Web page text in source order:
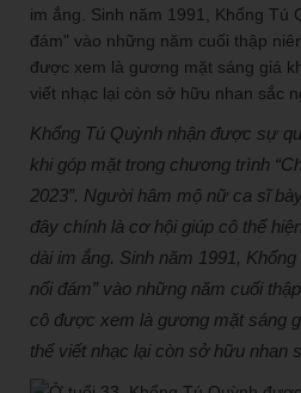
Khổng Tú Quỳnh nhận được sự
khi góp mặt trong chương trình
2023”. Người hâm mộ nữ ca sĩ
đây chính là cơ hội giúp cô thể
dài im ắng. Sinh năm 1991,
nổi đám” vào những năm cuối
cô được xem là gương mặt sáng
thể viết nhạc lại còn sở hữu nhan